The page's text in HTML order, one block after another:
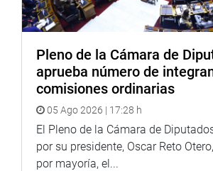
10208/2024CR, que propone la
propiedad, financiamiento y
OFICINA DE COMUNICACIONES E
INSTITUCIONAL
Pleno de la Cámara de
aprueba número de
comisiones ordinarias
05 Ago 2026 | 17:28 h
El Pleno de la Cámara de
por su presidente, Oscar Reto
por mayoría, el...